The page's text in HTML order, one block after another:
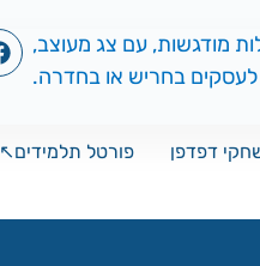
דפדפן פורטל תלמידים↖️